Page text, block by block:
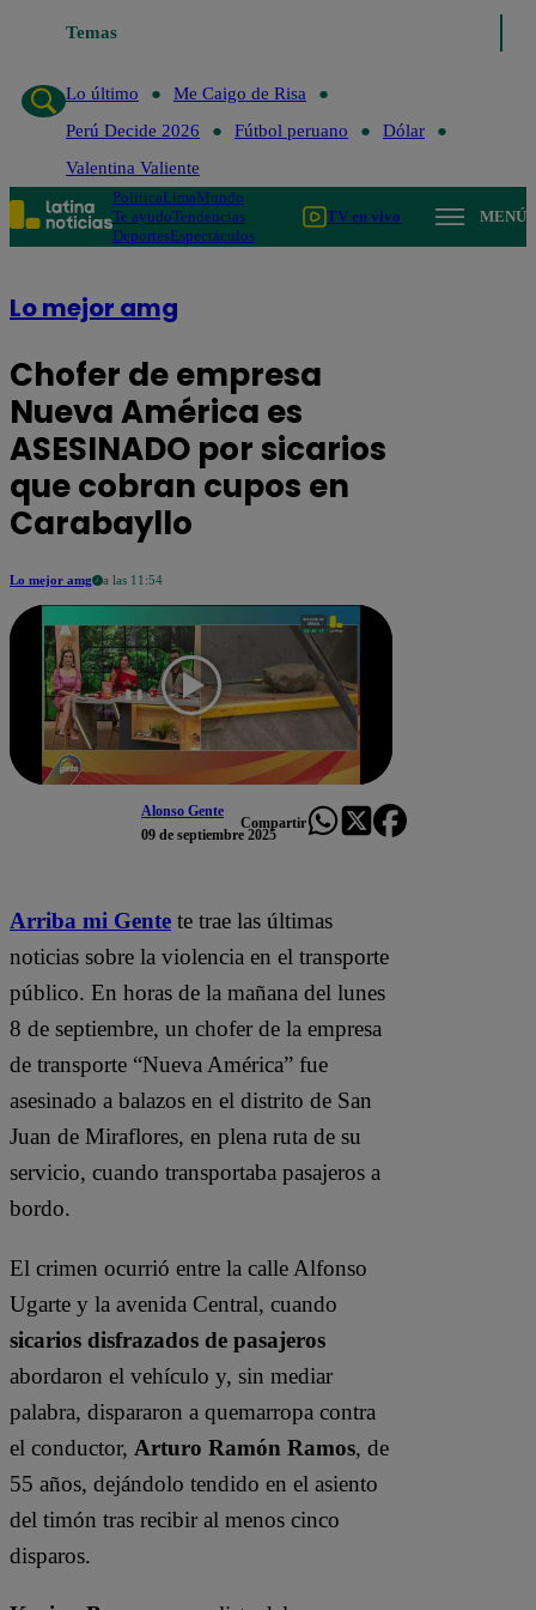
Temas
Lo último
Me Caigo de Risa
Perú Decide 2026
Fútbol peruano
Dólar
Valentina Valiente
PolíticaLimaMundo
Te ayudoTendencias
DeportesEspectáculos
TV en vivo MENÚ
Lo mejor amg
Chofer de empresa
Nueva América es
ASESINADO por sicarios
que cobran cupos en
Carabayllo
Lo mejor amg a las 11:54
Alonso Gente
09 de septiembre 2025
Compartir
Arriba mi Gente te trae las últimas
noticias sobre la violencia en el transporte
público. En horas de la mañana del lunes
8 de septiembre, un chofer de la empresa
de transporte “Nueva América” fue
asesinado a balazos en el distrito de San
Juan de Miraflores, en plena ruta de su
servicio, cuando transportaba pasajeros a
bordo.
El crimen ocurrió entre la calle Alfonso
Ugarte y la avenida Central, cuando
sicarios disfrazados de pasajeros
abordaron el vehículo y, sin mediar
palabra, dispararon a quemarropa contra
el conductor, Arturo Ramón Ramos, de
55 años, dejándolo tendido en el asiento
del timón tras recibir al menos cinco
disparos.